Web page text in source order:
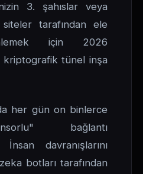
3. şahıslar veya
tarafından ele
için 2026
kriptografik tünel inşa
her gün on binlerce
bağlantı
İnsan davranışlarını
botları tarafından